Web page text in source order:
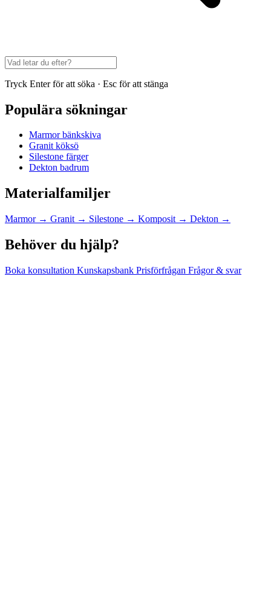
Tryck Enter för att söka · Esc för att stänga
Populära sökningar
Marmor bänkskiva
Granit köksö
Silestone färger
Dekton badrum
Materialfamiljer
Marmor → Granit → Silestone → Komposit → Dekton →
Behöver du hjälp?
Boka konsultation Kunskapsbank Prisförfrågan Frågor & svar